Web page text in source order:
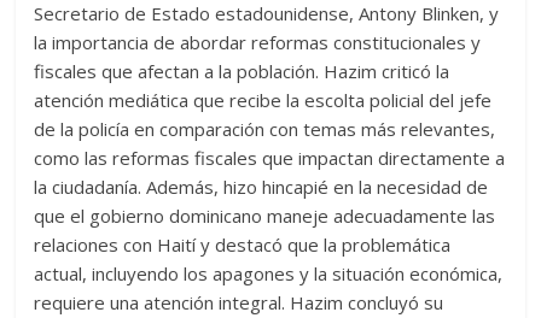
Secretario de Estado estadounidense, Antony Blinken, y
la importancia de abordar reformas constitucionales y
fiscales que afectan a la población. Hazim criticó la
atención mediática que recibe la escolta policial del jefe
de la policía en comparación con temas más relevantes,
como las reformas fiscales que impactan directamente a
la ciudadanía. Además, hizo hincapié en la necesidad de
que el gobierno dominicano maneje adecuadamente las
relaciones con Haití y destacó que la problemática
actual, incluyendo los apagones y la situación económica,
requiere una atención integral. Hazim concluyó su